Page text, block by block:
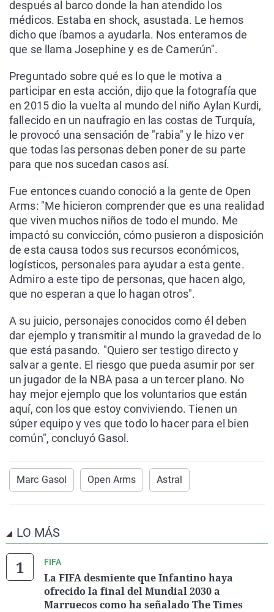
después al barco donde la han atendido los
médicos. Estaba en shock, asustada. Le hemos
dicho que íbamos a ayudarla. Nos enteramos de
que se llama Josephine y es de Camerún".
Preguntado sobre qué es lo que le motiva a
participar en esta acción, dijo que la fotografía que
en 2015 dio la vuelta al mundo del niño Aylan Kurdi,
fallecido en un naufragio en las costas de Turquía,
le provocó una sensación de "rabia" y le hizo ver
que todas las personas deben poner de su parte
para que nos sucedan casos así.
Fue entonces cuando conoció a la gente de Open
Arms: "Me hicieron comprender que es una realidad
que viven muchos niños de todo el mundo. Me
impactó su convicción, cómo pusieron a disposición
de esta causa todos sus recursos económicos,
logísticos, personales para ayudar a esta gente.
Admiro a este tipo de personas, que hacen algo,
que no esperan a que lo hagan otros".
A su juicio, personajes conocidos como él deben
dar ejemplo y transmitir al mundo la gravedad de lo
que está pasando. "Quiero ser testigo directo y
salvar a gente. El riesgo que pueda asumir por ser
un jugador de la NBA pasa a un tercer plano. No
hay mejor ejemplo que los voluntarios que están
aquí, con los que estoy conviviendo. Tienen un
súper equipo y ves que todo lo hacer para el bien
común", concluyó Gasol.
Marc Gasol Open Arms Astral
LO MÁS
FIFA
La FIFA desmiente que Infantino haya
ofrecido la final del Mundial 2030 a
Marruecos como ha señalado The Times